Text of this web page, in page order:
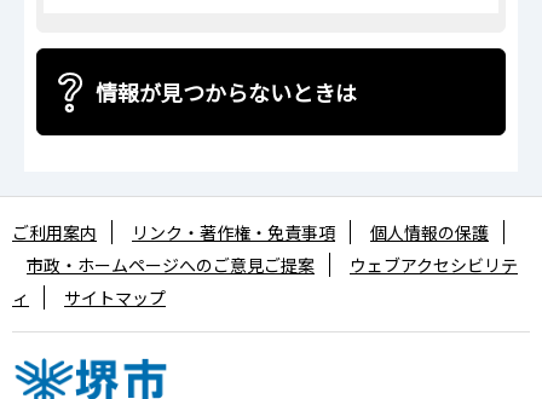
情報が見つからないときは
ご利用案内 リンク・著作権・免責事項
個人情報の保護
市政・ホームページへのご意見ご提案
ウェブアクセシビリテ
ィ
サイトマップ